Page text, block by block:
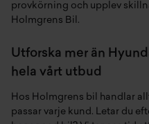
provkörning och upplev
Holmgrens Bil.
Utforska mer än
hela vårt utbud
Hos Holmgrens bil handlar
passar varje kund. Letar du